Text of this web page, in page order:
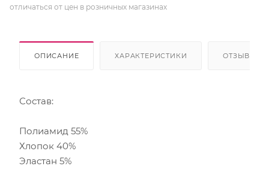
отличаться от цен в розничных магазинах
ОПИСАНИЕ ХАРАКТЕРИСТИКИ ОТЗЫВЫ
Состав:
Полиамид 55%
Хлопок 40%
Эластан 5%